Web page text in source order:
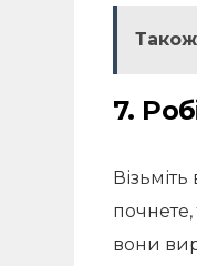
7.
вони